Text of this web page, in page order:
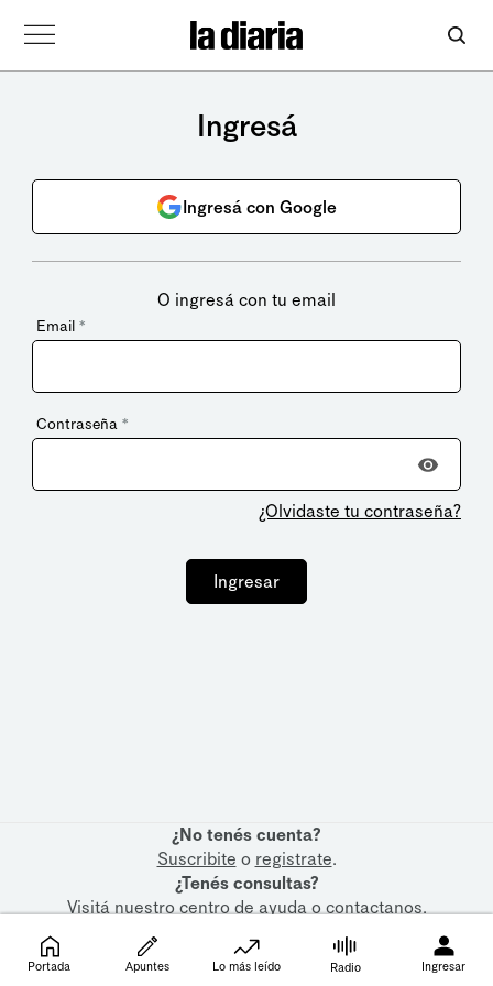
Ingresá
Ingresá con Google
O ingresá con tu email
Email *
Contraseña *
¿Olvidaste tu contraseña?
Ingresar
¿No tenés cuenta?
Suscribite o registrate.
¿Tenés consultas?
Visitá nuestrocentro de ayudaocontactanos.
Portada Apuntes Lo más leído Radio Ingresar